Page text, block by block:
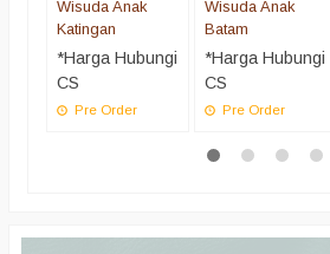
Wisuda Anak
Katingan
*Harga Hubungi
CS
Pre Order
Wisuda Anak
Batam
*Harga Hubungi
CS
Pre Order